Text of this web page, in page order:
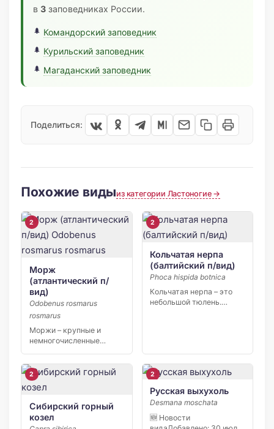
в3 заповедниках России.
Командорский заповедник
Курильский заповедник
Магаданский заповедник
Поделиться:
Похожие видыиз категории Ластоногие →
2
Морж
(атлантический п/
вид)
Odobenus rosmarus
rosmarus
Моржи – крупные и
немногочисленные
дополнительной защиты.
…
2
Кольчатая нерпа
(балтийский п/вид)
Phoca hispida botnica
Кольчатая нерпа – это
небольшой тюлень.
2
Сибирский горный
козел
2
Русская выхухоль
Desmana moschata
🆕 Новости